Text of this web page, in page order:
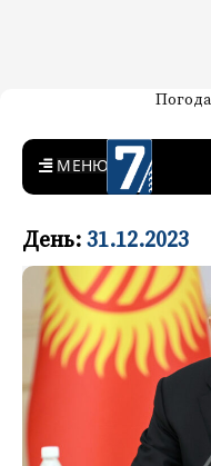
7-
Жаңылыктар —
MENU
День: 31.12.2023